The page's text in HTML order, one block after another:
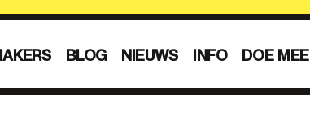
BLOG NIEUWS INFO DOE MEE